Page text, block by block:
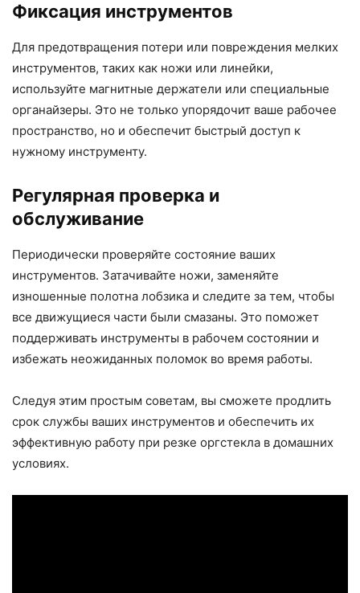
Фиксация инструментов
Для предотвращения потери или повреждения мелких
инструментов, таких как ножи или линейки,
используйте магнитные держатели или специальные
органайзеры. Это не только упорядочит ваше рабочее
пространство, но и обеспечит быстрый доступ к
нужному инструменту.
Регулярная проверка и
обслуживание
Периодически проверяйте состояние ваших
инструментов. Затачивайте ножи, заменяйте
изношенные полотна лобзика и следите за тем, чтобы
все движущиеся части были смазаны. Это поможет
поддерживать инструменты в рабочем состоянии и
избежать неожиданных поломок во время работы.
Следуя этим простым советам, вы сможете продлить
срок службы ваших инструментов и обеспечить их
эффективную работу при резке оргстекла в домашних
условиях.